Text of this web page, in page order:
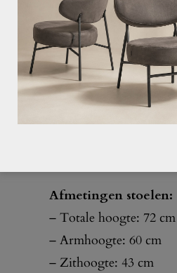
dient u het tafelblad op
te lijmen d.m.v. high-
(deze kit hebben wij niet
Afmetingen tafels:
Afmetingen stoelen:
– Totale hoogte: 72 cm
– Armhoogte: 60 cm
– Zithoogte: 43 cm